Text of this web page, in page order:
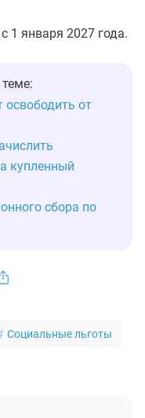
1 января 2027 года.
освободить от
купленный
сбора по
Социальные льготы